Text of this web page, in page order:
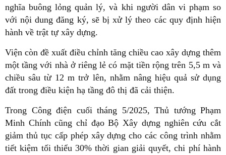
nghĩa buông lỏng quản lý, và khi người dân vi phạm so
với nội dung đăng ký, sẽ bị xử lý theo các quy định hiện
hành về trật tự xây dựng.
Viện còn đề xuất điều chỉnh tăng chiều cao xây dựng thêm
một tầng với nhà ở riêng lẻ có mặt tiền rộng trên 5,5 m và
chiều sâu từ 12 m trở lên, nhằm nâng hiệu quả sử dụng
đất trong điều kiện hạ tầng đô thị đã cải thiện.
Trong Công điện cuối tháng 5/2025, Thủ tướng Phạm
Minh Chính cũng chỉ đạo Bộ Xây dựng nghiên cứu cắt
giảm thủ tục cấp phép xây dựng cho các công trình nhằm
tiết kiệm tối thiểu 30% thời gian giải quyết, chi phí hành